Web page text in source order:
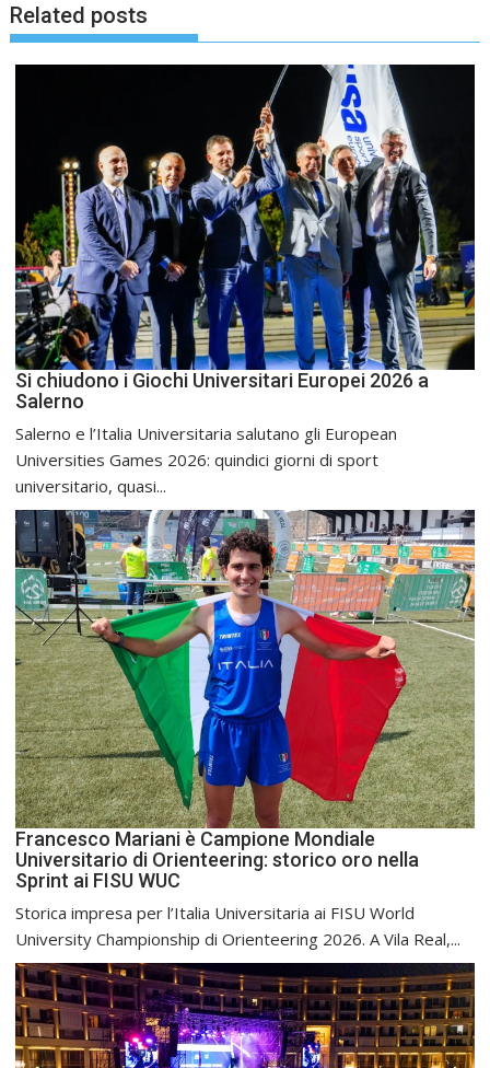
Related posts
Si chiudono i Giochi Universitari Europei 2026 a
Salerno
Salerno e l’Italia Universitaria salutano gli European
Universities Games 2026: quindici giorni di sport
universitario, quasi...
Francesco Mariani è Campione Mondiale
Universitario di Orienteering: storico oro nella
Sprint ai FISU WUC
Storica impresa per l’Italia Universitaria ai FISU World
University Championship di Orienteering 2026. A Vila Real,...